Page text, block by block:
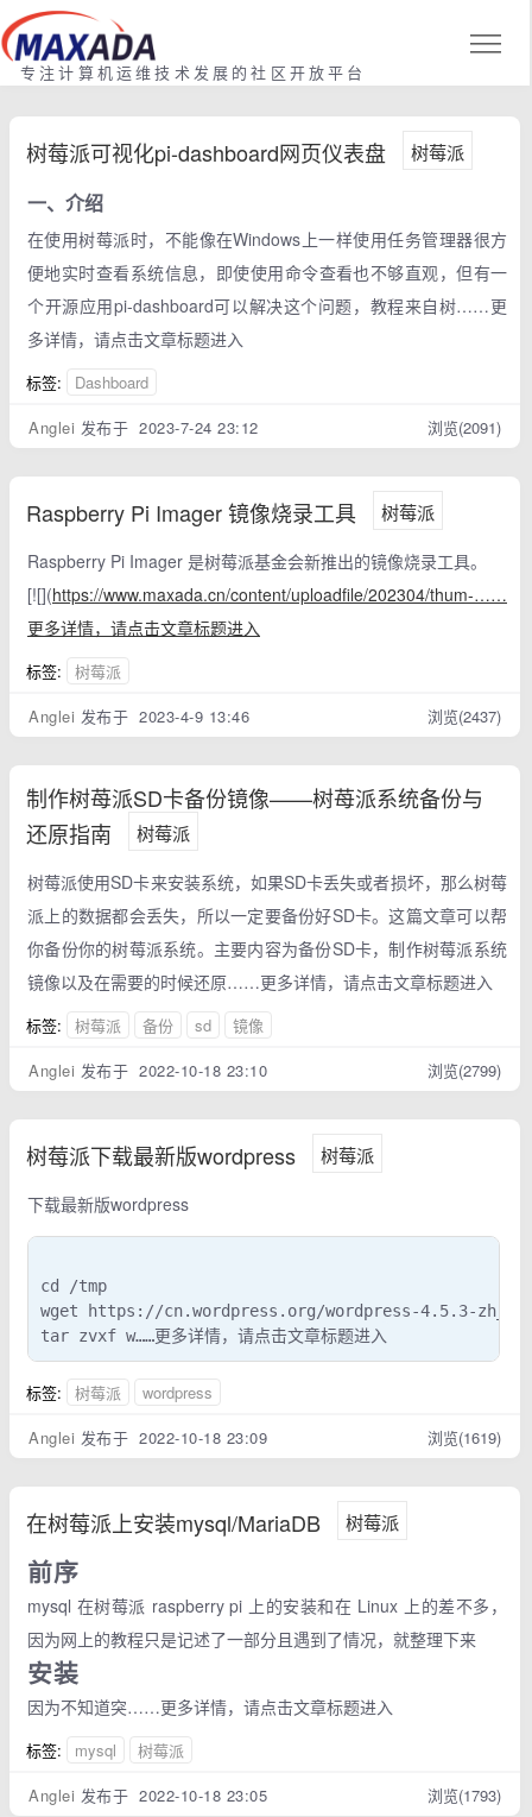
专注计算机运维技术发展的社区开放平台
树莓派可视化pi-dashboard网页仪表盘 树莓派
一、介绍
在使用树莓派时，不能像在Windows上一样使用任务管理器很方
便地实时查看系统信息，即使使用命令查看也不够直观，但有一
个开源应用pi-dashboard可以解决这个问题，教程来自树……更
多详情，请点击文章标题进入
标签:
Dashboard
Anglei 发布于 2023-7-24 23:12 浏览(2091)
Raspberry Pi Imager 镜像烧录工具 树莓派
Raspberry Pi Imager 是树莓派基金会新推出的镜像烧录工具。
[![](https://www.maxada.cn/content/uploadfile/202304/thum-……
更多详情，请点击文章标题进入
标签:
树莓派
Anglei 发布于 2023-4-9 13:46 浏览(2437)
制作树苺派SD卡备份镜像——树苺派系统备份与
还原指南
树莓派
树莓派使用SD卡来安装系统，如果SD卡丢失或者损坏，那么树莓
派上的数据都会丢失，所以一定要备份好SD卡。这篇文章可以帮
你备份你的树莓派系统。主要内容为备份SD卡，制作树莓派系统
镜像以及在需要的时候还原……更多详情，请点击文章标题进入
标签: 树莓派 备份 sd
镜像
Anglei 发布于 2022-10-18 23:10 浏览(2799)
树莓派下载最新版wordpress 树莓派
下载最新版wordpress
cd /tmp
wget https://cn.wordpress.org/wordpress-4.5.3-
tar zvxf w……更多详情，请点击文章标题进入
标签: 树莓派
wordpress
Anglei 发布于 2022-10-18 23:09 浏览(1619)
在树莓派上安装mysql/MariaDB 树莓派
前序
mysql 在树莓派 raspberry pi 上的安装和在 Linux 上的差不多，
因为网上的教程只是记述了一部分且遇到了情况，就整理下来
安装
因为不知道突……更多详情，请点击文章标题进入
标签: mysql
树莓派
Anglei 发布于 2022-10-18 23:05 浏览(1793)